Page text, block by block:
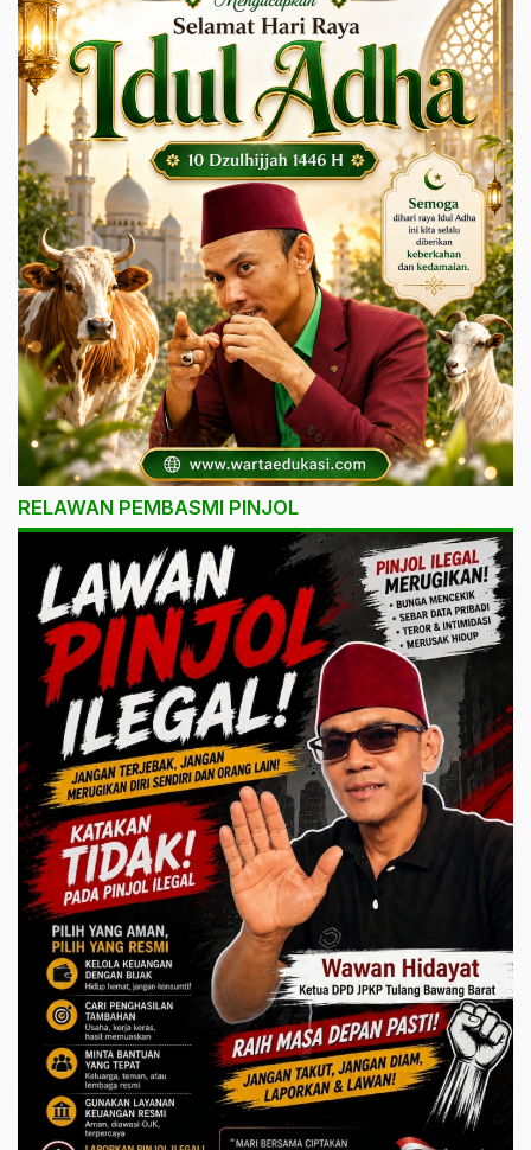
RELAWAN PEMBASMI PINJOL